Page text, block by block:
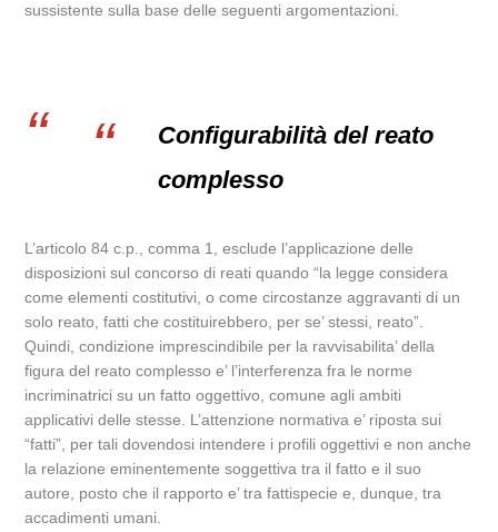
sussistente sulla base delle seguenti argomentazioni.
Configurabilità del reato
complesso
L’articolo 84 c.p., comma 1, esclude l’applicazione delle
disposizioni sul concorso di reati quando “la legge considera
come elementi costitutivi, o come circostanze aggravanti di un
solo reato, fatti che costituirebbero, per se’ stessi, reato”.
Quindi, condizione imprescindibile per la ravvisabilita’ della
figura del reato complesso e’ l’interferenza fra le norme
incriminatrici su un fatto oggettivo, comune agli ambiti
applicativi delle stesse. L’attenzione normativa e’ riposta sui
“fatti”, per tali dovendosi intendere i profili oggettivi e non anche
la relazione eminentemente soggettiva tra il fatto e il suo
autore, posto che il rapporto e’ tra fattispecie e, dunque, tra
accadimenti umani.